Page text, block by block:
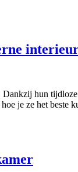
hun
je ze het beste